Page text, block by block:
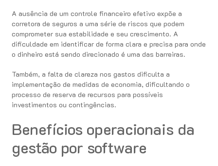
A ausência de um controle financeiro efetivo expõe a
corretora de seguros a uma série de riscos que podem
comprometer sua estabilidade e seu crescimento. A
dificuldade em identificar de forma clara e precisa para onde
o dinheiro está sendo direcionado é uma das barreiras.
Também, a falta de clareza nos gastos dificulta a
implementação de medidas de economia, dificultando o
processo de reserva de recursos para possíveis
investimentos ou contingências.
Benefícios operacionais da
gestão por software